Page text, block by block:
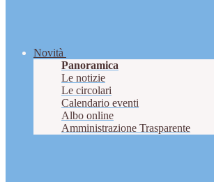
Novità
Panoramica
Le notizie
Le circolari
Calendario eventi
Albo online
Amministrazione Trasparente